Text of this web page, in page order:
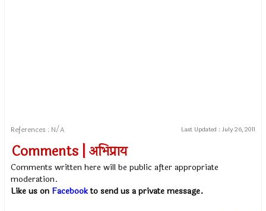
References : N/A Last Updated : July 26, 2011
Comments | अभिप्राय
Comments written here will be public after appropriate
moderation.
Like us on Facebookto send us a private message.